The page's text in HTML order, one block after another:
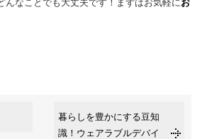
んなことでも大丈夫です！まずはお気軽に お
暮らしを豊かにする豆知
識！ウェアラブルデバイ